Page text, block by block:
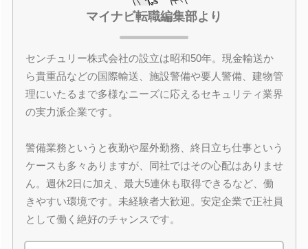
マイナビ転職編集部より
センチュリー株式会社の設立は昭和50年。現金輸送か
ら貴重品などの国際輸送、施設警備や要人警備、建物管
理にいたるまで多様なニーズに応えるセキュリティ業界
の実力派企業です。
警備業務というと夜勤や屋外勤務、終日立ち仕事という
ケースも多々ありますが、同社ではその心配はありませ
ん。週休2日に加え、最大5連休も取得できるなど、働
きやすい環境です。未経験者大歓迎。安定企業で正社員
として働く絶好のチャンスです。